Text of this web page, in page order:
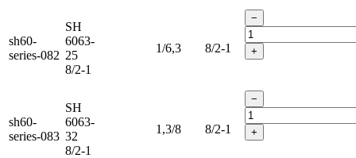
sh60-
series-082
SH
6063-
25
8/2-1
1/6,3 8/2-1
−
+
sh60-
series-083
SH
6063-
32
8/2-1
1,3/8 8/2-1
−
+